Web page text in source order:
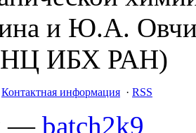
и Ю.А.
ИБХ РАН)
Контактная информация · RSS
— batch2k9